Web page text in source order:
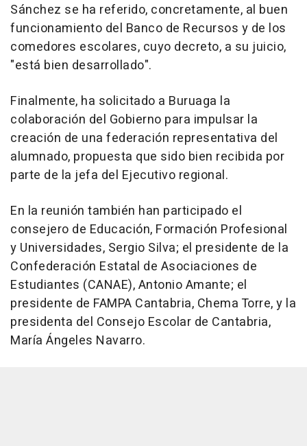
Sánchez se ha referido, concretamente, al buen
funcionamiento del Banco de Recursos y de los
comedores escolares, cuyo decreto, a su juicio,
"está bien desarrollado".
Finalmente, ha solicitado a Buruaga la
colaboración del Gobierno para impulsar la
creación de una federación representativa del
alumnado, propuesta que sido bien recibida por
parte de la jefa del Ejecutivo regional.
En la reunión también han participado el
consejero de Educación, Formación Profesional
y Universidades, Sergio Silva; el presidente de la
Confederación Estatal de Asociaciones de
Estudiantes (CANAE), Antonio Amante; el
presidente de FAMPA Cantabria, Chema Torre, y la
presidenta del Consejo Escolar de Cantabria,
María Ángeles Navarro.